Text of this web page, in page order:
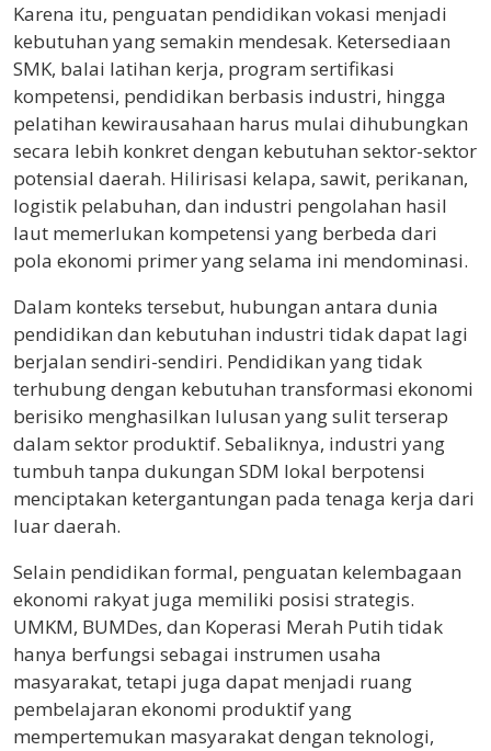
Karena itu, penguatan pendidikan vokasi menjadi
kebutuhan yang semakin mendesak. Ketersediaan
SMK, balai latihan kerja, program sertifikasi
kompetensi, pendidikan berbasis industri, hingga
pelatihan kewirausahaan harus mulai dihubungkan
secara lebih konkret dengan kebutuhan sektor-sektor
potensial daerah. Hilirisasi kelapa, sawit, perikanan,
logistik pelabuhan, dan industri pengolahan hasil
laut memerlukan kompetensi yang berbeda dari
pola ekonomi primer yang selama ini mendominasi.
Dalam konteks tersebut, hubungan antara dunia
pendidikan dan kebutuhan industri tidak dapat lagi
berjalan sendiri-sendiri. Pendidikan yang tidak
terhubung dengan kebutuhan transformasi ekonomi
berisiko menghasilkan lulusan yang sulit terserap
dalam sektor produktif. Sebaliknya, industri yang
tumbuh tanpa dukungan SDM lokal berpotensi
menciptakan ketergantungan pada tenaga kerja dari
luar daerah.
Selain pendidikan formal, penguatan kelembagaan
ekonomi rakyat juga memiliki posisi strategis.
UMKM, BUMDes, dan Koperasi Merah Putih tidak
hanya berfungsi sebagai instrumen usaha
masyarakat, tetapi juga dapat menjadi ruang
pembelajaran ekonomi produktif yang
mempertemukan masyarakat dengan teknologi,